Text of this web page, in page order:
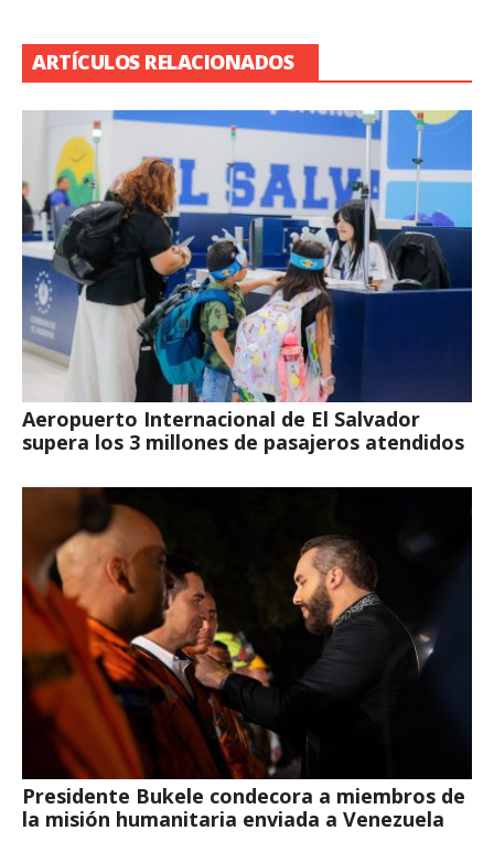
ARTÍCULOS RELACIONADOS
Aeropuerto Internacional de El Salvador
supera los 3 millones de pasajeros atendidos
Presidente Bukele condecora a miembros de
la misión humanitaria enviada a Venezuela